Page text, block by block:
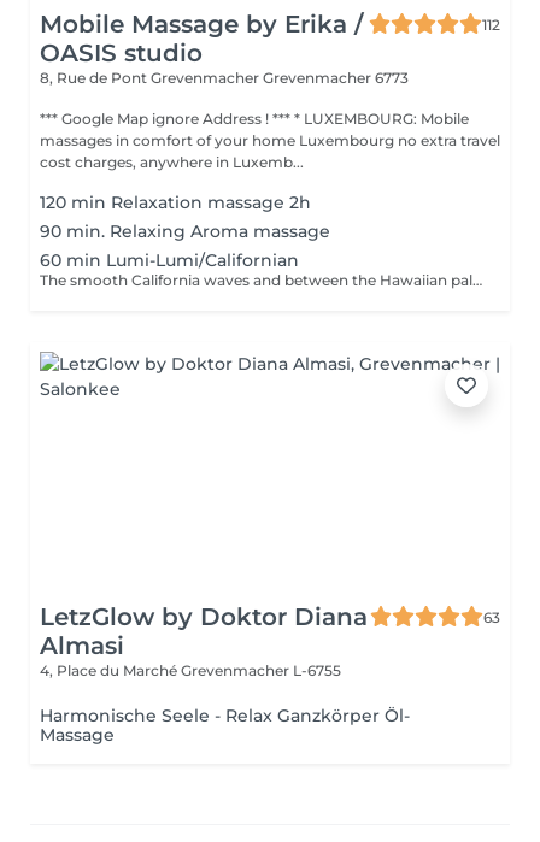
Mobile Massage by Erika /
OASIS studio
112
8, Rue de Pont Grevenmacher Grevenmacher 6773
*** Google Map ignore Address ! *** * LUXEMBOURG: Mobile
massages in comfort of your home Luxembourg no extra travel
cost charges, anywhere in Luxemb...
120 min Relaxation massage 2h
90 min. Relaxing Aroma massage
60 min Lumi-Lumi/Californian
The smooth California waves and between the Hawaiian palm tree you feel like lie on the Hammock. Lumi-Limi together with Californian massage a perfect getaway this Xmas holiday.
LetzGlow by Doktor Diana
Almasi
63
4, Place du Marché Grevenmacher L-6755
Harmonische Seele - Relax Ganzkörper Öl-
Massage